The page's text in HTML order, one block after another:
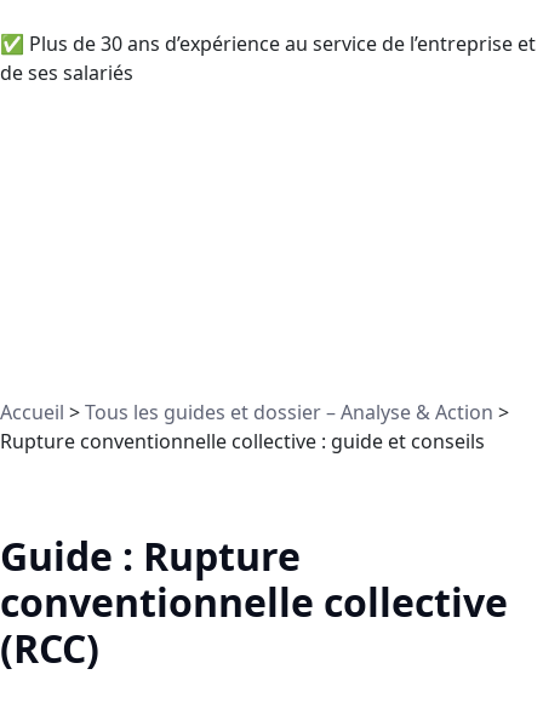
✅ Plus de 30 ans d’expérience au service de l’entreprise et
de ses salariés
Accueil >Tous les guides et dossier – Analyse & Action >
Rupture conventionnelle collective : guide et conseils
Guide : Rupture
conventionnelle collective
(RCC)